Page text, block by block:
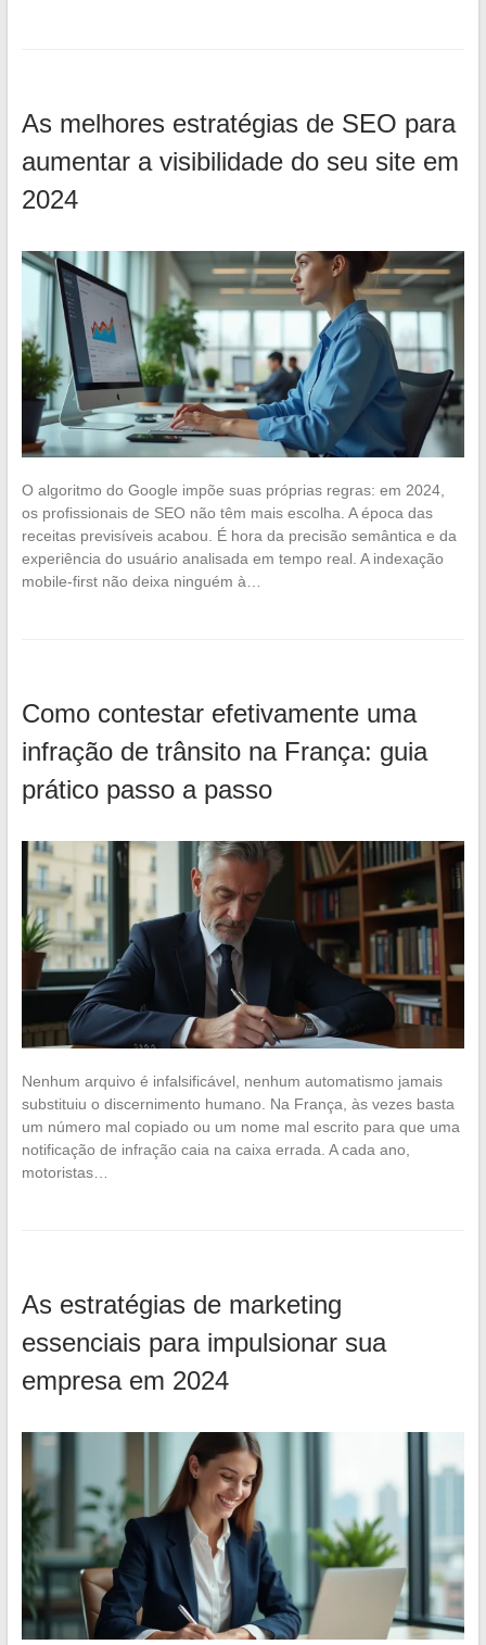
As melhores estratégias de SEO para
aumentar a visibilidade do seu site em
2024
O algoritmo do Google impõe suas próprias regras: em 2024,
os profissionais de SEO não têm mais escolha. A época das
receitas previsíveis acabou. É hora da precisão semântica e da
experiência do usuário analisada em tempo real. A indexação
mobile-first não deixa ninguém à…
Como contestar efetivamente uma
infração de trânsito na França: guia
prático passo a passo
Nenhum arquivo é infalsificável, nenhum automatismo jamais
substituiu o discernimento humano. Na França, às vezes basta
um número mal copiado ou um nome mal escrito para que uma
notificação de infração caia na caixa errada. A cada ano,
motoristas…
As estratégias de marketing
essenciais para impulsionar sua
empresa em 2024